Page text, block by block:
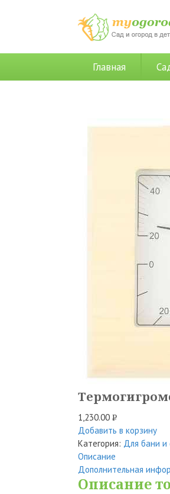
Главная
1,230.00 Р
УБ.
Добавить в корзину
Категория: Для бани и
Описание
Дополнительная
Описание